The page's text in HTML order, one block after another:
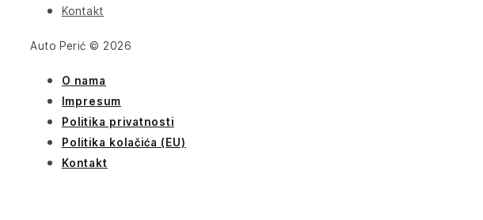
Kontakt
Auto Perić © 2026
O nama
Impresum
Politika privatnosti
Politika kolačića (EU)
Kontakt